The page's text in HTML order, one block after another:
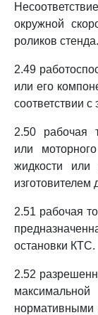
окружной
роликов стенда.
2.49
или его
соответствии
2.50 рабочая
или
жидкости или
изготовителем
2.51 рабочая
остановки КТС.
2.52
нормативными